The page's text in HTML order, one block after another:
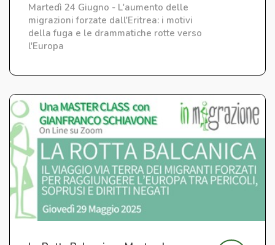
Martedì 24 Giugno - L'aumento delle
migrazioni forzate dall'Eritrea: i motivi
della fuga e le drammatiche rotte verso
l'Europa